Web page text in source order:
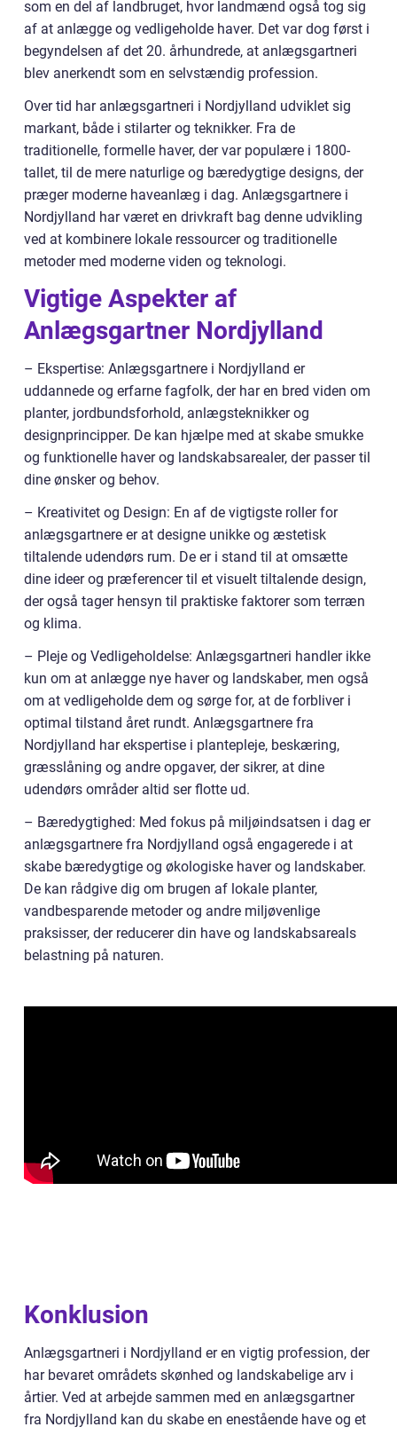
som en del af landbruget, hvor landmænd også tog sig
af at anlægge og vedligeholde haver. Det var dog først i
begyndelsen af det 20. århundrede, at anlægsgartneri
blev anerkendt som en selvstændig profession.
Over tid har anlægsgartneri i Nordjylland udviklet sig
markant, både i stilarter og teknikker. Fra de
traditionelle, formelle haver, der var populære i 1800-
tallet, til de mere naturlige og bæredygtige designs, der
præger moderne haveanlæg i dag. Anlægsgartnere i
Nordjylland har været en drivkraft bag denne udvikling
ved at kombinere lokale ressourcer og traditionelle
metoder med moderne viden og teknologi.
Vigtige Aspekter af
Anlægsgartner Nordjylland
– Ekspertise: Anlægsgartnere i Nordjylland er
uddannede og erfarne fagfolk, der har en bred viden om
planter, jordbundsforhold, anlægsteknikker og
designprincipper. De kan hjælpe med at skabe smukke
og funktionelle haver og landskabsarealer, der passer til
dine ønsker og behov.
– Kreativitet og Design: En af de vigtigste roller for
anlægsgartnere er at designe unikke og æstetisk
tiltalende udendørs rum. De er i stand til at omsætte
dine ideer og præferencer til et visuelt tiltalende design,
der også tager hensyn til praktiske faktorer som terræn
og klima.
– Pleje og Vedligeholdelse: Anlægsgartneri handler ikke
kun om at anlægge nye haver og landskaber, men også
om at vedligeholde dem og sørge for, at de forbliver i
optimal tilstand året rundt. Anlægsgartnere fra
Nordjylland har ekspertise i plantepleje, beskæring,
græsslåning og andre opgaver, der sikrer, at dine
udendørs områder altid ser flotte ud.
– Bæredygtighed: Med fokus på miljøindsatsen i dag er
anlægsgartnere fra Nordjylland også engagerede i at
skabe bæredygtige og økologiske haver og landskaber.
De kan rådgive dig om brugen af lokale planter,
vandbesparende metoder og andre miljøvenlige
praksisser, der reducerer din have og landskabsareals
belastning på naturen.
Konklusion
Anlægsgartneri i Nordjylland er en vigtig profession, der
har bevaret områdets skønhed og landskabelige arv i
årtier. Ved at arbejde sammen med en anlægsgartner
fra Nordjylland kan du skabe en enestående have og et